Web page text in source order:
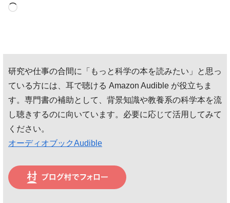
読
中…
研究や仕事の合間に「もっと科学の本を読みたい」と思っ
ている方には、耳で聴ける Amazon Audible が役立ちま
す。専門書の補助として、背景知識や教養系の科学本を流
し聴きするのに向いています。必要に応じて活用してみて
ください。
オーディオブックAudible